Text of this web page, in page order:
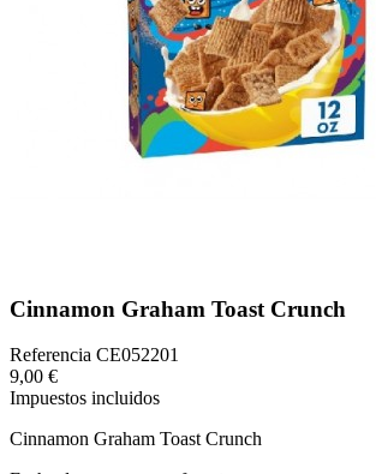
Cinnamon Graham Toast Crunch
Referencia CE052201
9,00 €
Impuestos incluidos
Cinnamon Graham Toast Crunch